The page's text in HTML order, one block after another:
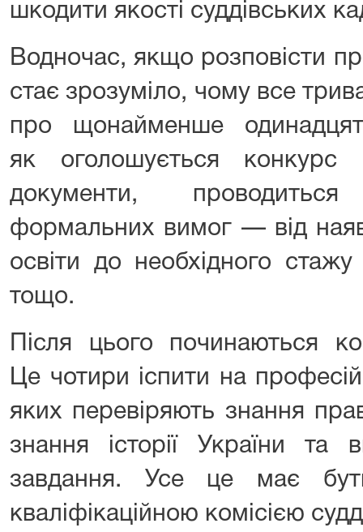
шкодити якості суддівських
Водночас, якщо розповісти
стає зрозуміло, чому все
про щонайменше
як оголошується конкурс
документи,
формальних вимог — від
освіти до необхідного
тощо.
Після цього починаються
Це чотири іспити на
яких перевіряють знання
знання історії України та
завдання. Усе це має
кваліфікаційною комісією